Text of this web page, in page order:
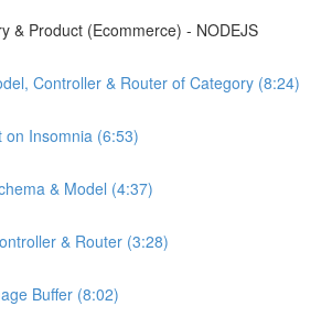
& Product (Ecommerce) - NODEJS
Controller & Router of Category (8:24)
on Insomnia (6:53)
& Model (4:37)
& Router (3:28)
Buffer (8:02)